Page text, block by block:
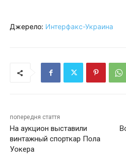
Джерело: Интерфакс-Украина
попередня стаття
На аукцион выставили
винтажный спорткар Пола
Уокера